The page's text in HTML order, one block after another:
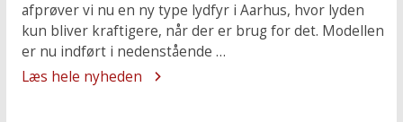
afprøver vi nu en ny type lydfyr i Aarhus, hvor lyden
kun bliver kraftigere, når der er brug for det. Modellen
er nu indført i nedenstående …
Læs hele nyheden